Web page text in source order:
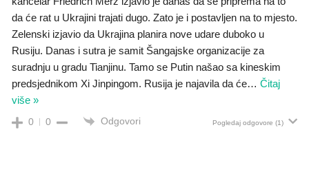
da će rat u Ukrajini trajati dugo. Zato je i postavljen na to mjesto.
Zelenski izjavio da Ukrajina planira nove udare duboko u
Rusiju. Danas i sutra je samit Šangajske organizacije za
suradnju u gradu Tianjinu. Tamo se Putin našao sa kineskim
predsjednikom Xi Jinpingom. Rusija je najavila da će… Čitaj
više »
0 0 Odgovori Pogledaj odgovore (1)